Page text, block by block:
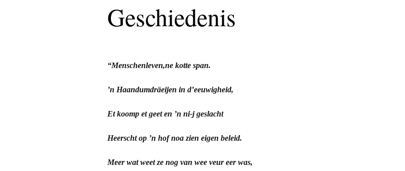
De Wit
Documenten Zeen
Familie Jan Drenth
Jacob Zeën
Vander Helm de Bie
Geschiedenis
“Menschenleven,ne kotte span.
’n Haandumdräeijen in d’eeuwigheid,
Et koomp et geet en ’n ni-j geslacht
Heerscht op ’n hof noa zien eigen beleid.
Meer wat weet ze nog van wee veur eer was,